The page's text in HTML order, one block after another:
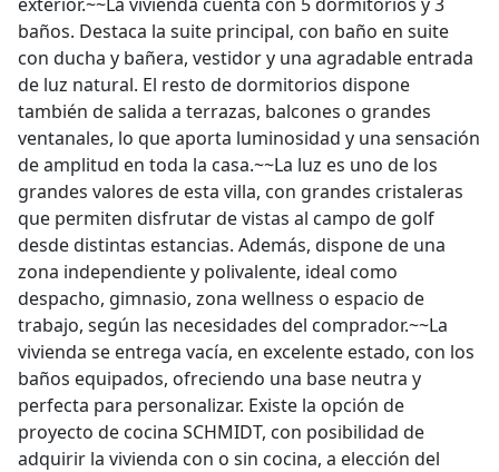
baños. Destaca la suite principal, con baño en suite
con ducha y bañera, vestidor y una agradable entrada
de luz natural. El resto de dormitorios dispone
también de salida a terrazas, balcones o grandes
ventanales, lo que aporta luminosidad y una sensación
de amplitud en toda la casa.~~La luz es uno de los
grandes valores de esta villa, con grandes cristaleras
que permiten disfrutar de vistas al campo de golf
desde distintas estancias. Además, dispone de una
zona independiente y polivalente, ideal como
despacho, gimnasio, zona wellness o espacio de
trabajo, según las necesidades del comprador.~~La
vivienda se entrega vacía, en excelente estado, con los
baños equipados, ofreciendo una base neutra y
perfecta para personalizar. Existe la opción de
proyecto de cocina SCHMIDT, con posibilidad de
adquirir la vivienda con o sin cocina, a elección del